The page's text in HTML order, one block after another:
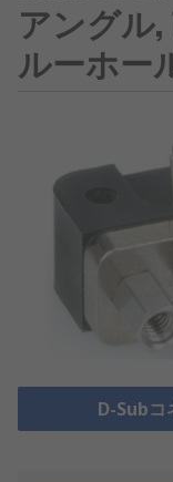
アングル,
ルーホー
D-Subコ